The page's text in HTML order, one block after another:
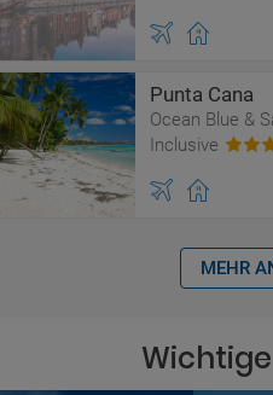
Punta Cana
Ocean Blue &
Inclusive
MEHR